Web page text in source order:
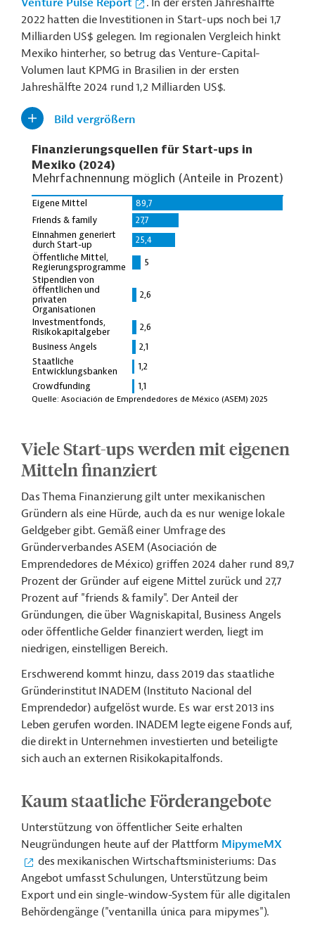
Venture Pulse Report
. In der ersten Jahreshälfte
2022 hatten die Investitionen in Start-ups noch bei 1,7
Milliarden US$ gelegen. Im regionalen Vergleich hinkt
Mexiko hinterher, so betrug das Venture-Capital-
Volumen laut KPMG in Brasilien in der ersten
Jahreshälfte 2024 rund 1,2 Milliarden US$.
Bild vergrößern
Viele Start-ups werden mit eigenen
Mitteln finanziert
Das Thema Finanzierung gilt unter mexikanischen
Gründern als eine Hürde, auch da es nur wenige lokale
Geldgeber gibt. Gemäß einer Umfrage des
Gründerverbandes ASEM (Asociación de
Emprendedores de México) griffen 2024 daher rund 89,7
Prozent der Gründer auf eigene Mittel zurück und 27,7
Prozent auf "friends & family". Der Anteil der
Gründungen, die über Wagniskapital, Business Angels
oder öffentliche Gelder finanziert werden, liegt im
niedrigen, einstelligen Bereich.
Erschwerend kommt hinzu, dass 2019 das staatliche
Gründerinstitut INADEM (Instituto Nacional del
Emprendedor) aufgelöst wurde. Es war erst 2013 ins
Leben gerufen worden. INADEM legte eigene Fonds auf,
die direkt in Unternehmen investierten und beteiligte
sich auch an externen Risikokapitalfonds.
Kaum staatliche Förderangebote
Unterstützung von öffentlicher Seite erhalten
Neugründungen heute auf der Plattform MipymeMX
des mexikanischen Wirtschaftsministeriums: Das
Angebot umfasst Schulungen, Unterstützung beim
Export und ein single-window-System für alle digitalen
Behördengänge ("ventanilla única para mipymes").